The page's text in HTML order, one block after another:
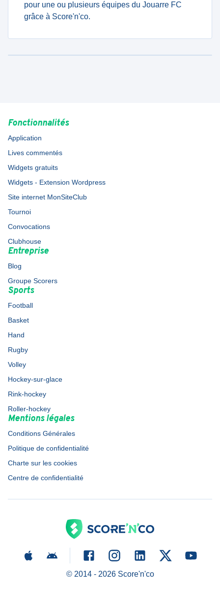
pour une ou plusieurs équipes du Jouarre FC
grâce à Score'n'co.
Fonctionnalités
Application
Lives commentés
Widgets gratuits
Widgets - Extension Wordpress
Site internet MonSiteClub
Tournoi
Convocations
Clubhouse
Entreprise
Blog
Groupe Scorers
Sports
Football
Basket
Hand
Rugby
Volley
Hockey-sur-glace
Rink-hockey
Roller-hockey
Mentions légales
Conditions Générales
Politique de confidentialité
Charte sur les cookies
Centre de confidentialité
© 2014 - 2026Score'n'co